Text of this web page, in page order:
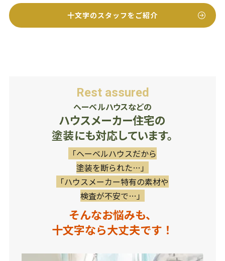
十文字のスタッフをご紹介
Rest assured
ヘーベルハウスなどの
ハウスメーカー住宅の
塗装にも対応しています。
「ヘーベルハウスだから
塗装を断られた…」
「ハウスメーカー特有の素材や
検査が不安で…」
そんなお悩みも、
十文字なら大丈夫です！